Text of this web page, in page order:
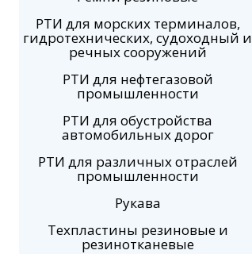
РТИ для морских терминалов,
гидротехнических, судоходный и
речных сооружений
РТИ для нефтегазовой
промышленности
РТИ для обустройства
автомобильных дорог
РТИ для различных отраслей
промышленности
Рукава
Техпластины резиновые и
резинотканевые